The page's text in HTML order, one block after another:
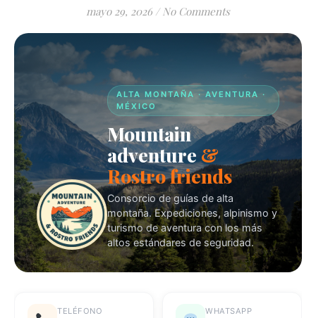
mayo 29, 2026 / No Comments
ALTA MONTAÑA · AVENTURA ·
MÉXICO
Mountain
adventure&
Rostro friends
Consorcio de guías de alta
montaña. Expediciones, alpinismo y
turismo de aventura con los más
altos estándares de seguridad.
TELÉFONO WHATSAPP